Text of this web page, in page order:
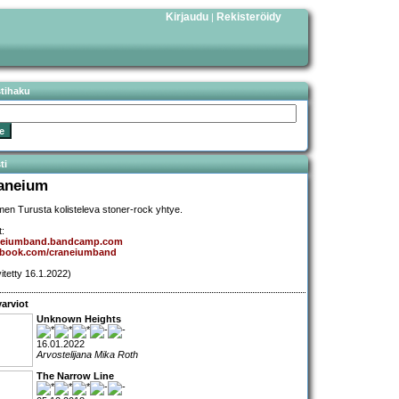
Kirjaudu | Rekisteröidy
Turusta kolisteleva stoner-rock yhtye.
craneiumband
16.1.2022)
Unknown Heights
16.01.2022
Arvostelijana Mika Roth
The Narrow Line